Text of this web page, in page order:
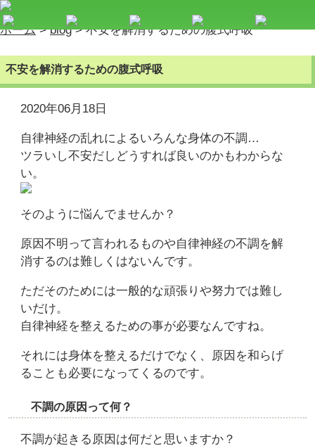
ホーム>blog>不安を解消するための腹式呼吸
不安を解消するための腹式呼吸
2020年06月18日
自律神経の乱れによるいろんな身体の不調…
ツラいし不安だしどうすれば良いのかもわからな
い。
そのように悩んでませんか？
原因不明って言われるものや自律神経の不調を解
消するのは難しくはないんです。
ただそのためには一般的な頑張りや努力では難し
いだけ。
自律神経を整えるための事が必要なんですね。
それには身体を整えるだけでなく、原因を和らげ
ることも必要になってくるのです。
不調の原因って何？
不調が起きる原因は何だと思いますか？